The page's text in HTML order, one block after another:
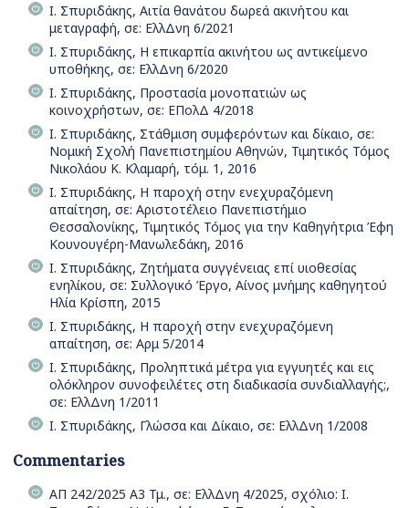
Ι. Σπυριδάκης, Αιτία θανάτου δωρεά ακινήτου και
μεταγραφή, σε: ΕλλΔνη 6/2021
Ι. Σπυριδάκης, Η επικαρπία ακινήτου ως αντικείμενο
υποθήκης, σε: ΕλλΔνη 6/2020
Ι. Σπυριδάκης, Προστασία µονοπατιών ως
κοινοχρήστων, σε: ΕΠολΔ 4/2018
Ι. Σπυριδάκης, Στάθμιση συμφερόντων και δίκαιο, σε:
Νομική Σχολή Πανεπιστημίου Αθηνών, Τιμητικός Τόμος
Νικολάου Κ. Κλαμαρή, τόμ. 1, 2016
Ι. Σπυριδάκης, Η παροχή στην ενεχυραζόμενη
απαίτηση, σε: Αριστοτέλειο Πανεπιστήμιο
Θεσσαλονίκης, Τιμητικός Τόμος για την Καθηγήτρια Έφη
Κουνουγέρη-Μανωλεδάκη, 2016
Ι. Σπυριδάκης, Ζητήματα συγγένειας επί υιοθεσίας
ενηλίκου, σε: Συλλογικό Έργο, Αίνος μνήμης καθηγητού
Ηλία Κρίσπη, 2015
Ι. Σπυριδάκης, Η παροχή στην ενεχυραζόμενη
απαίτηση, σε: Αρμ 5/2014
Ι. Σπυριδάκης, Προληπτικά μέτρα για εγγυητές και εις
ολόκληρον συνοφειλέτες στη διαδικασία συνδιαλλαγής;,
σε: ΕλλΔνη 1/2011
Ι. Σπυριδάκης, Γλώσσα και Δίκαιο, σε: ΕλλΔνη 1/2008
Commentaries
ΑΠ 242/2025 Α3 Τμ., σε: ΕλλΔνη 4/2025, σχόλιο: Ι.